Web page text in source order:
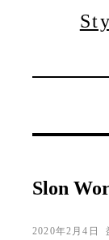
Slon
2020年2月4日